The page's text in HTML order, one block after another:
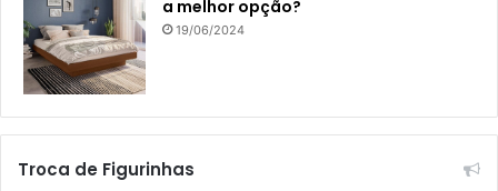
a melhor opção?
19/06/2024
Troca de Figurinhas